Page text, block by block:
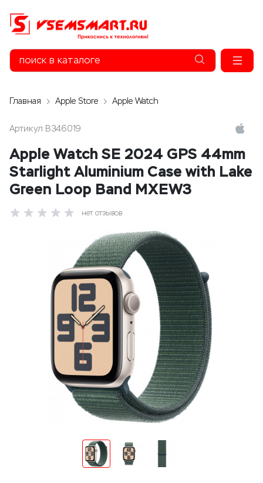
Главная Apple Store Apple Watch
Артикул B346019
Apple Watch SE 2024 GPS 44mm
Starlight Aluminium Case with Lake
Green Loop Band MXEW3
нет отзывов